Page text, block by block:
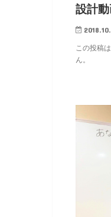
設計
この投稿
ん。